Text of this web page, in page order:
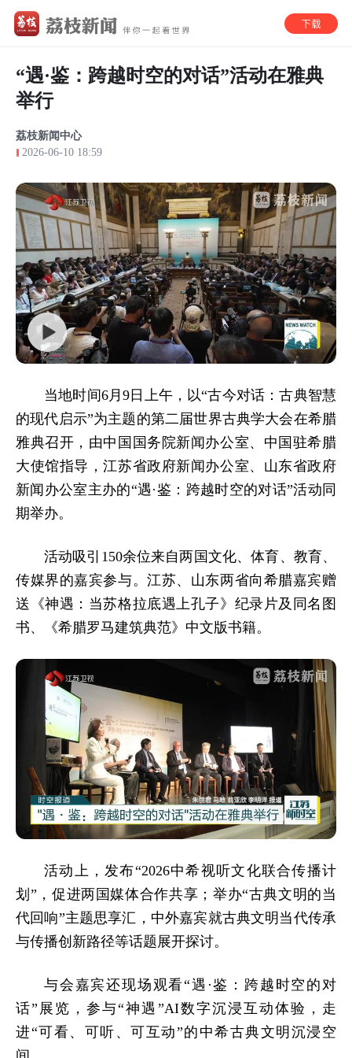
“遇·鉴：跨越时空的对话”活动在雅典
举行
荔枝新闻中心
2026-06-10 18:59
当地时间6月9日上午，以“古今对话：古典智慧
的现代启示”为主题的第二届世界古典学大会在希腊
雅典召开，由中国国务院新闻办公室、中国驻希腊
大使馆指导，江苏省政府新闻办公室、山东省政府
新闻办公室主办的“遇·鉴：跨越时空的对话”活动同
期举办。
活动吸引150余位来自两国文化、体育、教育、
传媒界的嘉宾参与。江苏、山东两省向希腊嘉宾赠
送《神遇：当苏格拉底遇上孔子》纪录片及同名图
书、《希腊罗马建筑典范》中文版书籍。
活动上，发布“2026中希视听文化联合传播计
划”，促进两国媒体合作共享；举办“古典文明的当
代回响”主题思享汇，中外嘉宾就古典文明当代传承
与传播创新路径等话题展开探讨。
与会嘉宾还现场观看“遇·鉴：跨越时空的对
话”展览，参与“神遇”AI数字沉浸互动体验，走
进“可看、可听、可互动”的中希古典文明沉浸空